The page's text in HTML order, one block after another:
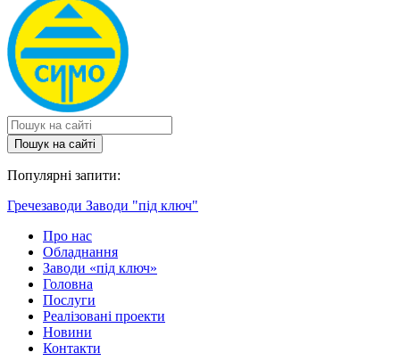
Пошук на сайтi
Популярні запити:
Гречезаводи Заводи "під ключ"
Про нас
Обладнання
Заводи «під ключ»
Головна
Послуги
Реалізовані проекти
Новини
Контакти